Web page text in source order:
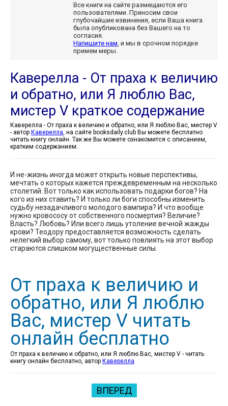
Все книги на сайте размещаются его
пользователями. Приносим свои
глубочайшие извинения, если Ваша книга
была опубликована без Вашего на то
согласия.
Напишите нам , и мы в срочном порядке
примем меры.
Каверелла - От праха к величию
и обратно, или Я люблю Вас,
мистер V краткое содержание
Каверелла - От праха к величию и обратно, или Я люблю Вас, мистер V
- автор Каверелла , на сайте booksdaily.club Вы можете бесплатно
читать книгу онлайн. Так же Вы можете ознакомится с описанием,
кратким содержанием.
И не-жизнь иногда может открыть новые перспективы,
мечтать о которых кажется преждевременным на несколько
столетий. Вот только как использовать подарки богов? На
кого из них ставить? И только ли боги способны изменить
судьбу незадачливого молодого вампира? И что вообще
нужно кровососу от собственного посмертия? Величие?
Власть? Любовь? Или всего лишь утоление вечной жажды
крови? Теодору предоставляется возможность сделать
нелегкий выбор самому, вот только повлиять на этот выбор
стараются слишком могущественные силы.
От праха к величию и
обратно, или Я люблю
Вас, мистер V читать
онлайн бесплатно
От праха к величию и обратно, или Я люблю Вас, мистер V - читать
книгу онлайн бесплатно, автор Каверелла
ВПЕРЕД